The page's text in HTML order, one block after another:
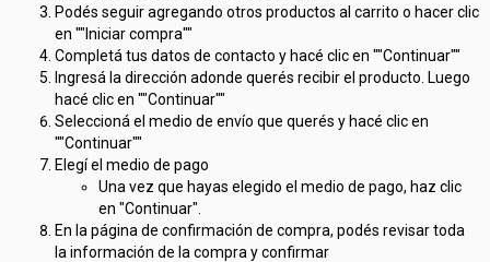
Podés seguir agregando otros productos al carrito o hacer clic
en ""Iniciar compra""
Completá tus datos de contacto y hacé clic en ""Continuar""
Ingresá la dirección adonde querés recibir el producto. Luego
hacé clic en ""Continuar""
Seleccioná el medio de envío que querés y hacé clic en
""Continuar""
Elegí el medio de pago
Una vez que hayas elegido el medio de pago, haz clic
en "Continuar".
En la página de confirmación de compra, podés revisar toda
la información de la compra y confirmar